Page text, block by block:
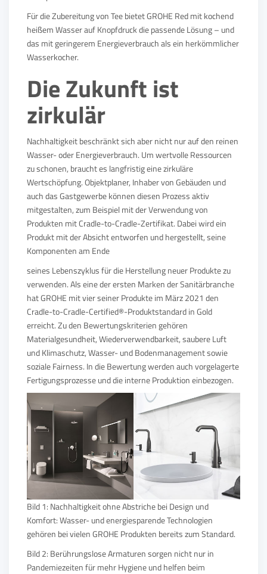
Für die Zubereitung von Tee bietet GROHE Red mit kochend
heißem Wasser auf Knopfdruck die passende Lösung – und
das mit geringerem Energieverbrauch als ein herkömmlicher
Wasserkocher.
Die Zukunft ist
zirkulär
Nachhaltigkeit beschränkt sich aber nicht nur auf den reinen
Wasser- oder Energieverbrauch. Um wertvolle Ressourcen
zu schonen, braucht es langfristig eine zirkuläre
Wertschöpfung. Objektplaner, Inhaber von Gebäuden und
auch das Gastgewerbe können diesen Prozess aktiv
mitgestalten, zum Beispiel mit der Verwendung von
Produkten mit Cradle-to-Cradle-Zertifikat. Dabei wird ein
Produkt mit der Absicht entworfen und hergestellt, seine
Komponenten am Ende
seines Lebenszyklus für die Herstellung neuer Produkte zu
verwenden. Als eine der ersten Marken der Sanitärbranche
hat GROHE mit vier seiner Produkte im März 2021 den
Cradle-to-Cradle-Certified®-Produktstandard in Gold
erreicht. Zu den Bewertungskriterien gehören
Materialgesundheit, Wiederverwendbarkeit, saubere Luft
und Klimaschutz, Wasser- und Bodenmanagement sowie
soziale Fairness. In die Bewertung werden auch vorgelagerte
Fertigungsprozesse und die interne Produktion einbezogen.
Bild 1: Nachhaltigkeit ohne Abstriche bei Design und
Komfort: Wasser- und energiesparende Technologien
gehören bei vielen GROHE Produkten bereits zum Standard.
Bild 2: Berührungslose Armaturen sorgen nicht nur in
Pandemiezeiten für mehr Hygiene und helfen beim